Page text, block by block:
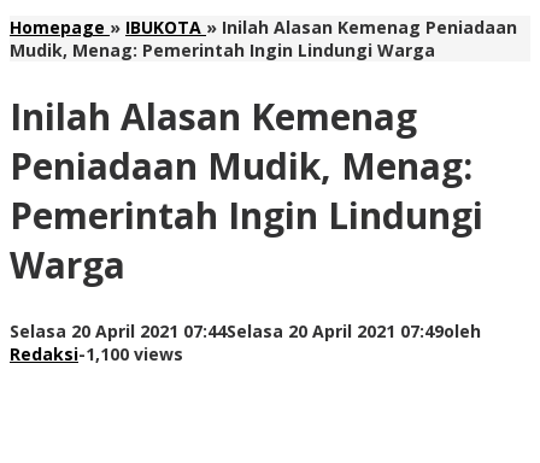
Homepage » IBUKOTA » Inilah Alasan Kemenag Peniadaan
Mudik, Menag: Pemerintah Ingin Lindungi Warga
Inilah Alasan Kemenag
Peniadaan Mudik, Menag:
Pemerintah Ingin Lindungi
Warga
Selasa 20 April 2021 07:44Selasa 20 April 2021 07:49oleh
Redaksi-1,100 views